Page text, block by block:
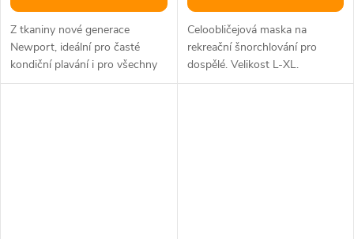
Z tkaniny nové generace
Newport, ideální pro časté
kondiční plavání i pro všechny
vodní sporty.
Celoobličejová maska na
rekreační šnorchlování pro
dospělé. Velikost L-XL.